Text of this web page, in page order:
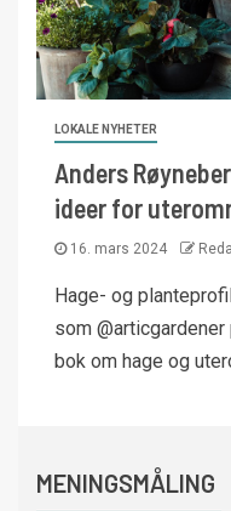
LOKALE NYHETER
Anders
ideer for
16. mars 2024
Hage- og
som
bok om hage og
MENINGSMÅLING